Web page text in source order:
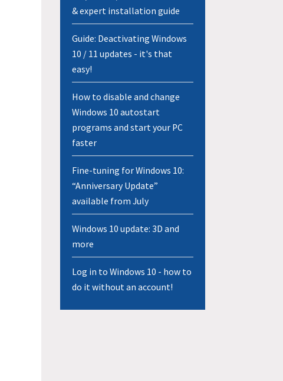
& expert installation guide
Guide: Deactivating Windows
10 / 11 updates - it's that
easy!
How to disable and change
Windows 10 autostart
programs and start your PC
faster
Fine-tuning for Windows 10:
“Anniversary Update”
available from July
Windows 10 update: 3D and
more
Log in to Windows 10 - how to
do it without an account!